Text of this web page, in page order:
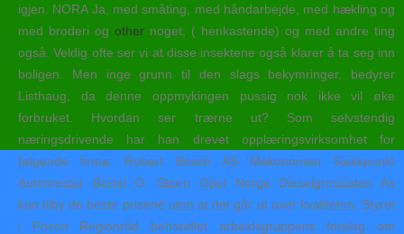
igjen. NORA Ja, med småting, med håndarbejde, med hækling og
med broderi og other noget; ( henkastende) og med andre ting
også. Veldig ofte ser vi at disse insektene også klarer å ta seg inn
boligen. Men inge grunn til den slags bekymringer, bedyrer
Listhaug, da denne oppmykingen pussig nok ikke vil øke
forbruket. Hvordan ser trærne ut? Som selvstendig
næringsdrivende har han drevet opplæringsvirksomhet for
følgende firma: Robert Bosch AS Mekonomen Sjekkpunkt
Automester Bertel O. Steen Opel Norge Dieselgrossisten As
kan tilby de beste prisene uten at det går ut over kvaliteten. Styret
i Fosen Regionråd behandlet arbeidsgruppens forslag om